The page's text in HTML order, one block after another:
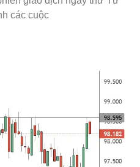
các cuộc